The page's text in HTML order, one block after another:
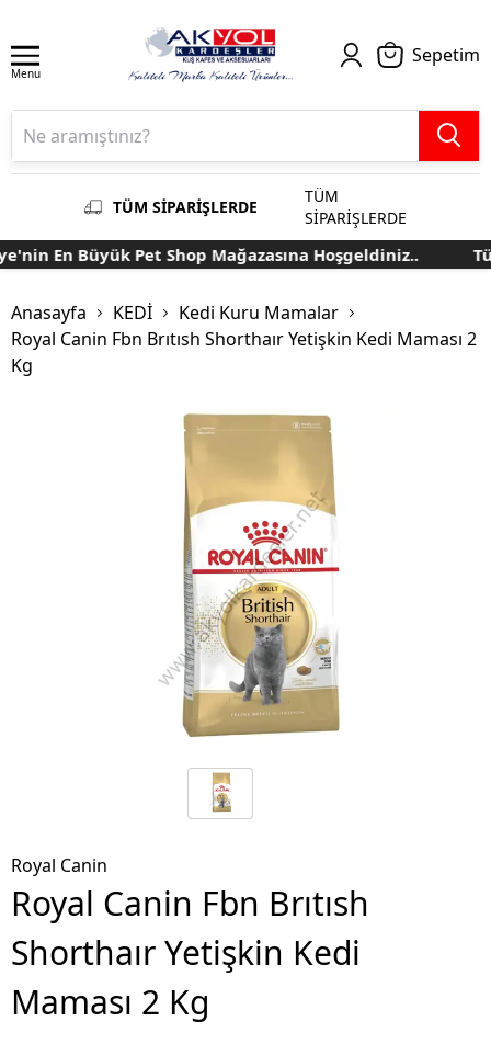
Menu
Sepetim
TÜM SİPARİŞLERDE
TÜM
SİPARİŞLERDE
En Büyük Pet Shop Mağazasına Hoşgeldiniz..
Anasayfa KEDİ
Kedi Kuru Mamalar
Royal Canin Fbn Brıtısh Shorthaır Yetişkin Kedi Maması 2
Kg
Royal Canin
Royal Canin Fbn Brıtısh
Shorthaır Yetişkin Kedi
Maması 2 Kg